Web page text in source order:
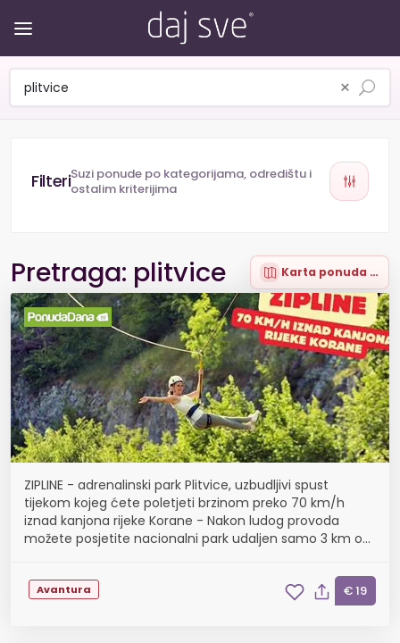
×
Suzi ponude po kategorijama, odredištu i
ostalim kriterijima
Pretraga: plitvice Karta ponuda (17)
ZIPLINE - adrenalinski park Plitvice, uzbudljivi spust
tijekom kojeg ćete poletjeti brzinom preko 70 km/h
iznad kanjona rijeke Korane - Nakon ludog provoda
možete posjetite nacionalni park udaljen samo 3 km od
Avantura € 19